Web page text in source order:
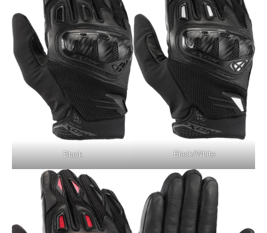
Black Black/White